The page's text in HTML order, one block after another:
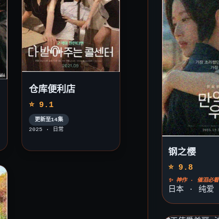
仓库便利店
⭐ 9.1
更新至14集
2025 · 日常
钢之樱
⭐ 9.8
✨ 神作 · 催泪必看
日本 · 纯爱